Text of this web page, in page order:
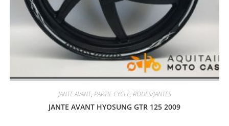
JANTE AVANT, PARTIE CYCLE, ROUES/JANTES
JANTE AVANT HYOSUNG GTR 125 2009